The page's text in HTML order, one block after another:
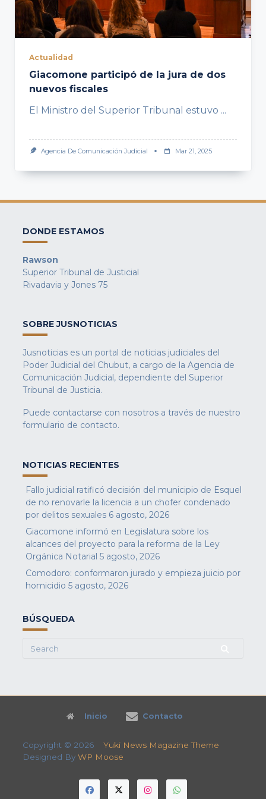
Actualidad
Giacomone participó de la jura de dos
nuevos fiscales
El Ministro del Superior Tribunal estuvo ...
Agencia De Comunicación Judicial Mar 21, 2025
DONDE ESTAMOS
Rawson
Superior Tribunal de Justicial
Rivadavia y Jones 75
SOBRE JUSNOTICIAS
Jusnoticias es un portal de noticias judiciales del
Poder Judicial del Chubut, a cargo de la Agencia de
Comunicación Judicial, dependiente del Superior
Tribunal de Justicia.
Puede contactarse con nosotros a través de nuestro
formulario de contacto.
NOTICIAS RECIENTES
Fallo judicial ratificó decisión del municipio de Esquel
de no renovarle la licencia a un chofer condenado
por delitos sexuales 6 agosto, 2026
Giacomone informó en Legislatura sobre los
alcances del proyecto para la reforma de la Ley
Orgánica Notarial 5 agosto, 2026
Comodoro: conformaron jurado y empieza juicio por
homicidio 5 agosto, 2026
BÚSQUEDA
Search
Inicio Contacto
Copyright © 2026 Yuki News Magazine Theme
Designed By WP Moose